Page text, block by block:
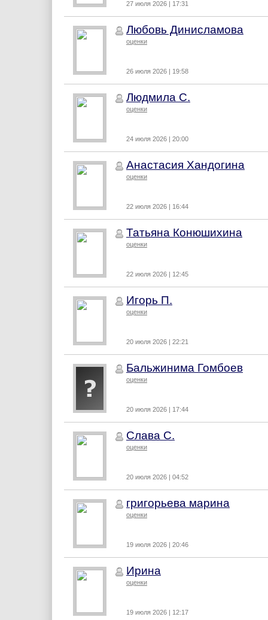
27 июля 2026 | 17:31
Любовь Динисламова
оценки
26 июля 2026 | 19:58
Людмила С.
оценки
24 июля 2026 | 20:00
Анастасия Хандогина
оценки
22 июля 2026 | 16:44
Татьяна Конюшихина
оценки
22 июля 2026 | 12:45
Игорь П.
оценки
20 июля 2026 | 22:21
Бальжинима Гомбоев
оценки
20 июля 2026 | 17:44
Слава С.
оценки
20 июля 2026 | 04:52
григорьева марина
оценки
19 июля 2026 | 20:46
Ирина
оценки
19 июля 2026 | 12:17